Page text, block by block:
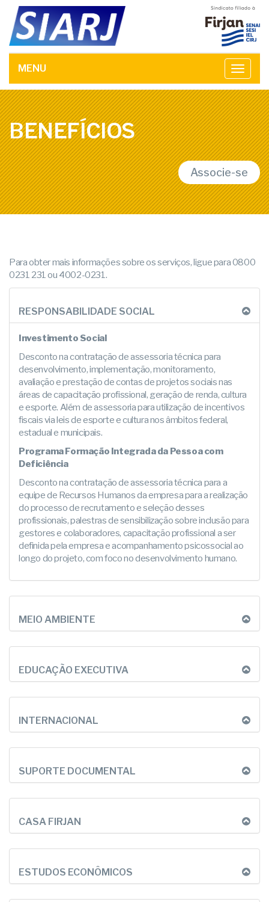
MENU
Toggle
BENEFÍCIOS
Associe-se
Para obter mais informações sobre os serviços, ligue para 0800
0231 231 ou 4002-0231.
RESPONSABILIDADE SOCIAL
Investimento Social
Desconto na contratação de assessoria técnica para
desenvolvimento, implementação, monitoramento,
avaliação e prestação de contas de projetos sociais nas
áreas de capacitação profissional, geração de renda, cultura
e esporte. Além de assessoria para utilização de incentivos
fiscais via leis de esporte e cultura nos âmbitos federal,
estadual e municipais.
Programa Formação Integrada da Pessoa com
Deficiência
Desconto na contratação de assessoria técnica para a
equipe de Recursos Humanos da empresa para a realização
do processo de recrutamento e seleção desses
profissionais, palestras de sensibilização sobre inclusão para
gestores e colaboradores, capacitação profissional a ser
definida pela empresa e acompanhamento psicossocial ao
longo do projeto, com foco no desenvolvimento humano.
MEIO AMBIENTE
EDUCAÇÃO EXECUTIVA
INTERNACIONAL
SUPORTE DOCUMENTAL
CASA FIRJAN
ESTUDOS ECONÔMICOS